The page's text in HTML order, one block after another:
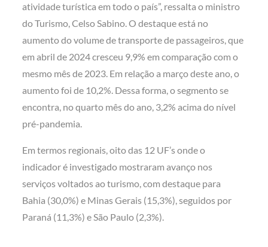
atividade turística em todo o país”, ressalta o ministro
do Turismo, Celso Sabino. O destaque está no
aumento do volume de transporte de passageiros, que
em abril de 2024 cresceu 9,9% em comparação com o
mesmo mês de 2023. Em relação a março deste ano, o
aumento foi de 10,2%. Dessa forma, o segmento se
encontra, no quarto mês do ano, 3,2% acima do nível
pré-pandemia.
Em termos regionais, oito das 12 UF’s onde o
indicador é investigado mostraram avanço nos
serviços voltados ao turismo, com destaque para
Bahia (30,0%) e Minas Gerais (15,3%), seguidos por
Paraná (11,3%) e São Paulo (2,3%).